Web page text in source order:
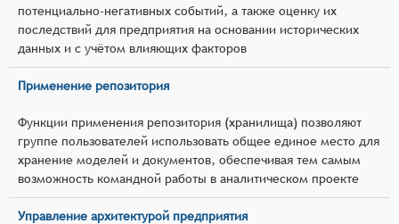
потенциально-негативных событий, а также оценку их
последствий для предприятия на основании исторических
данных и с учётом влияющих факторов
Применение репозитория
Функции применения репозитория (хранилища) позволяют
группе пользователей использовать общее единое место для
хранение моделей и документов, обеспечивая тем самым
возможность командной работы в аналитическом проекте
Управление архитектурой предприятия